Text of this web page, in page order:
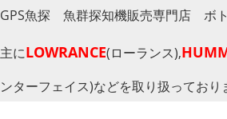
GPS魚探 魚群探知機販売専門店 ボ
主にLOWRANCE(ローランス),
ンターフェイス)などを取り扱っており